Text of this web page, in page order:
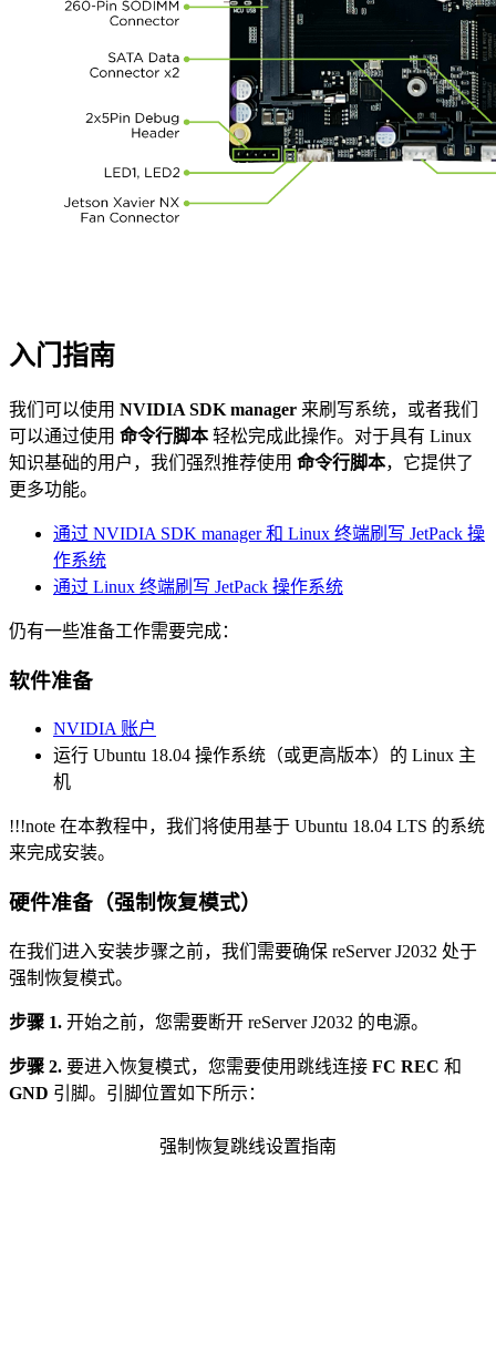
入门指南
我们可以使用 NVIDIA SDK manager 来刷写系统，或者我们
可以通过使用 命令行脚本轻松完成此操作。对于具有 Linux
知识基础的用户，我们强烈推荐使用 命令行脚本，它提供了
更多功能。
通过 NVIDIA SDK manager 和 Linux 终端刷写 JetPack 操
作系统
通过 Linux 终端刷写 JetPack 操作系统
仍有一些准备工作需要完成：
软件准备
NVIDIA 账户
运行 Ubuntu 18.04 操作系统（或更高版本）的 Linux 主
机
!!!note 在本教程中，我们将使用基于 Ubuntu 18.04 LTS 的系统
来完成安装。
硬件准备（强制恢复模式）
在我们进入安装步骤之前，我们需要确保 reServer J2032 处于
强制恢复模式。
步骤 1. 开始之前，您需要断开 reServer J2032 的电源。
步骤 2. 要进入恢复模式，您需要使用跳线连接 FC REC 和
GND 引脚。引脚位置如下所示：
强制恢复跳线设置指南